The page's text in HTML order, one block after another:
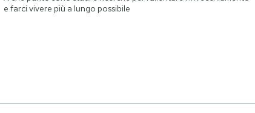
e farci vivere più a lungo possibile